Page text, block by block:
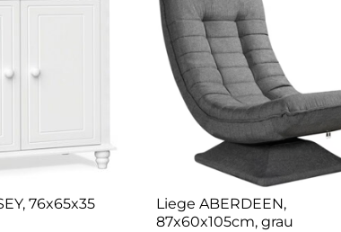
76x65x35
Liege ABERDEEN,
87x60x105cm, grau